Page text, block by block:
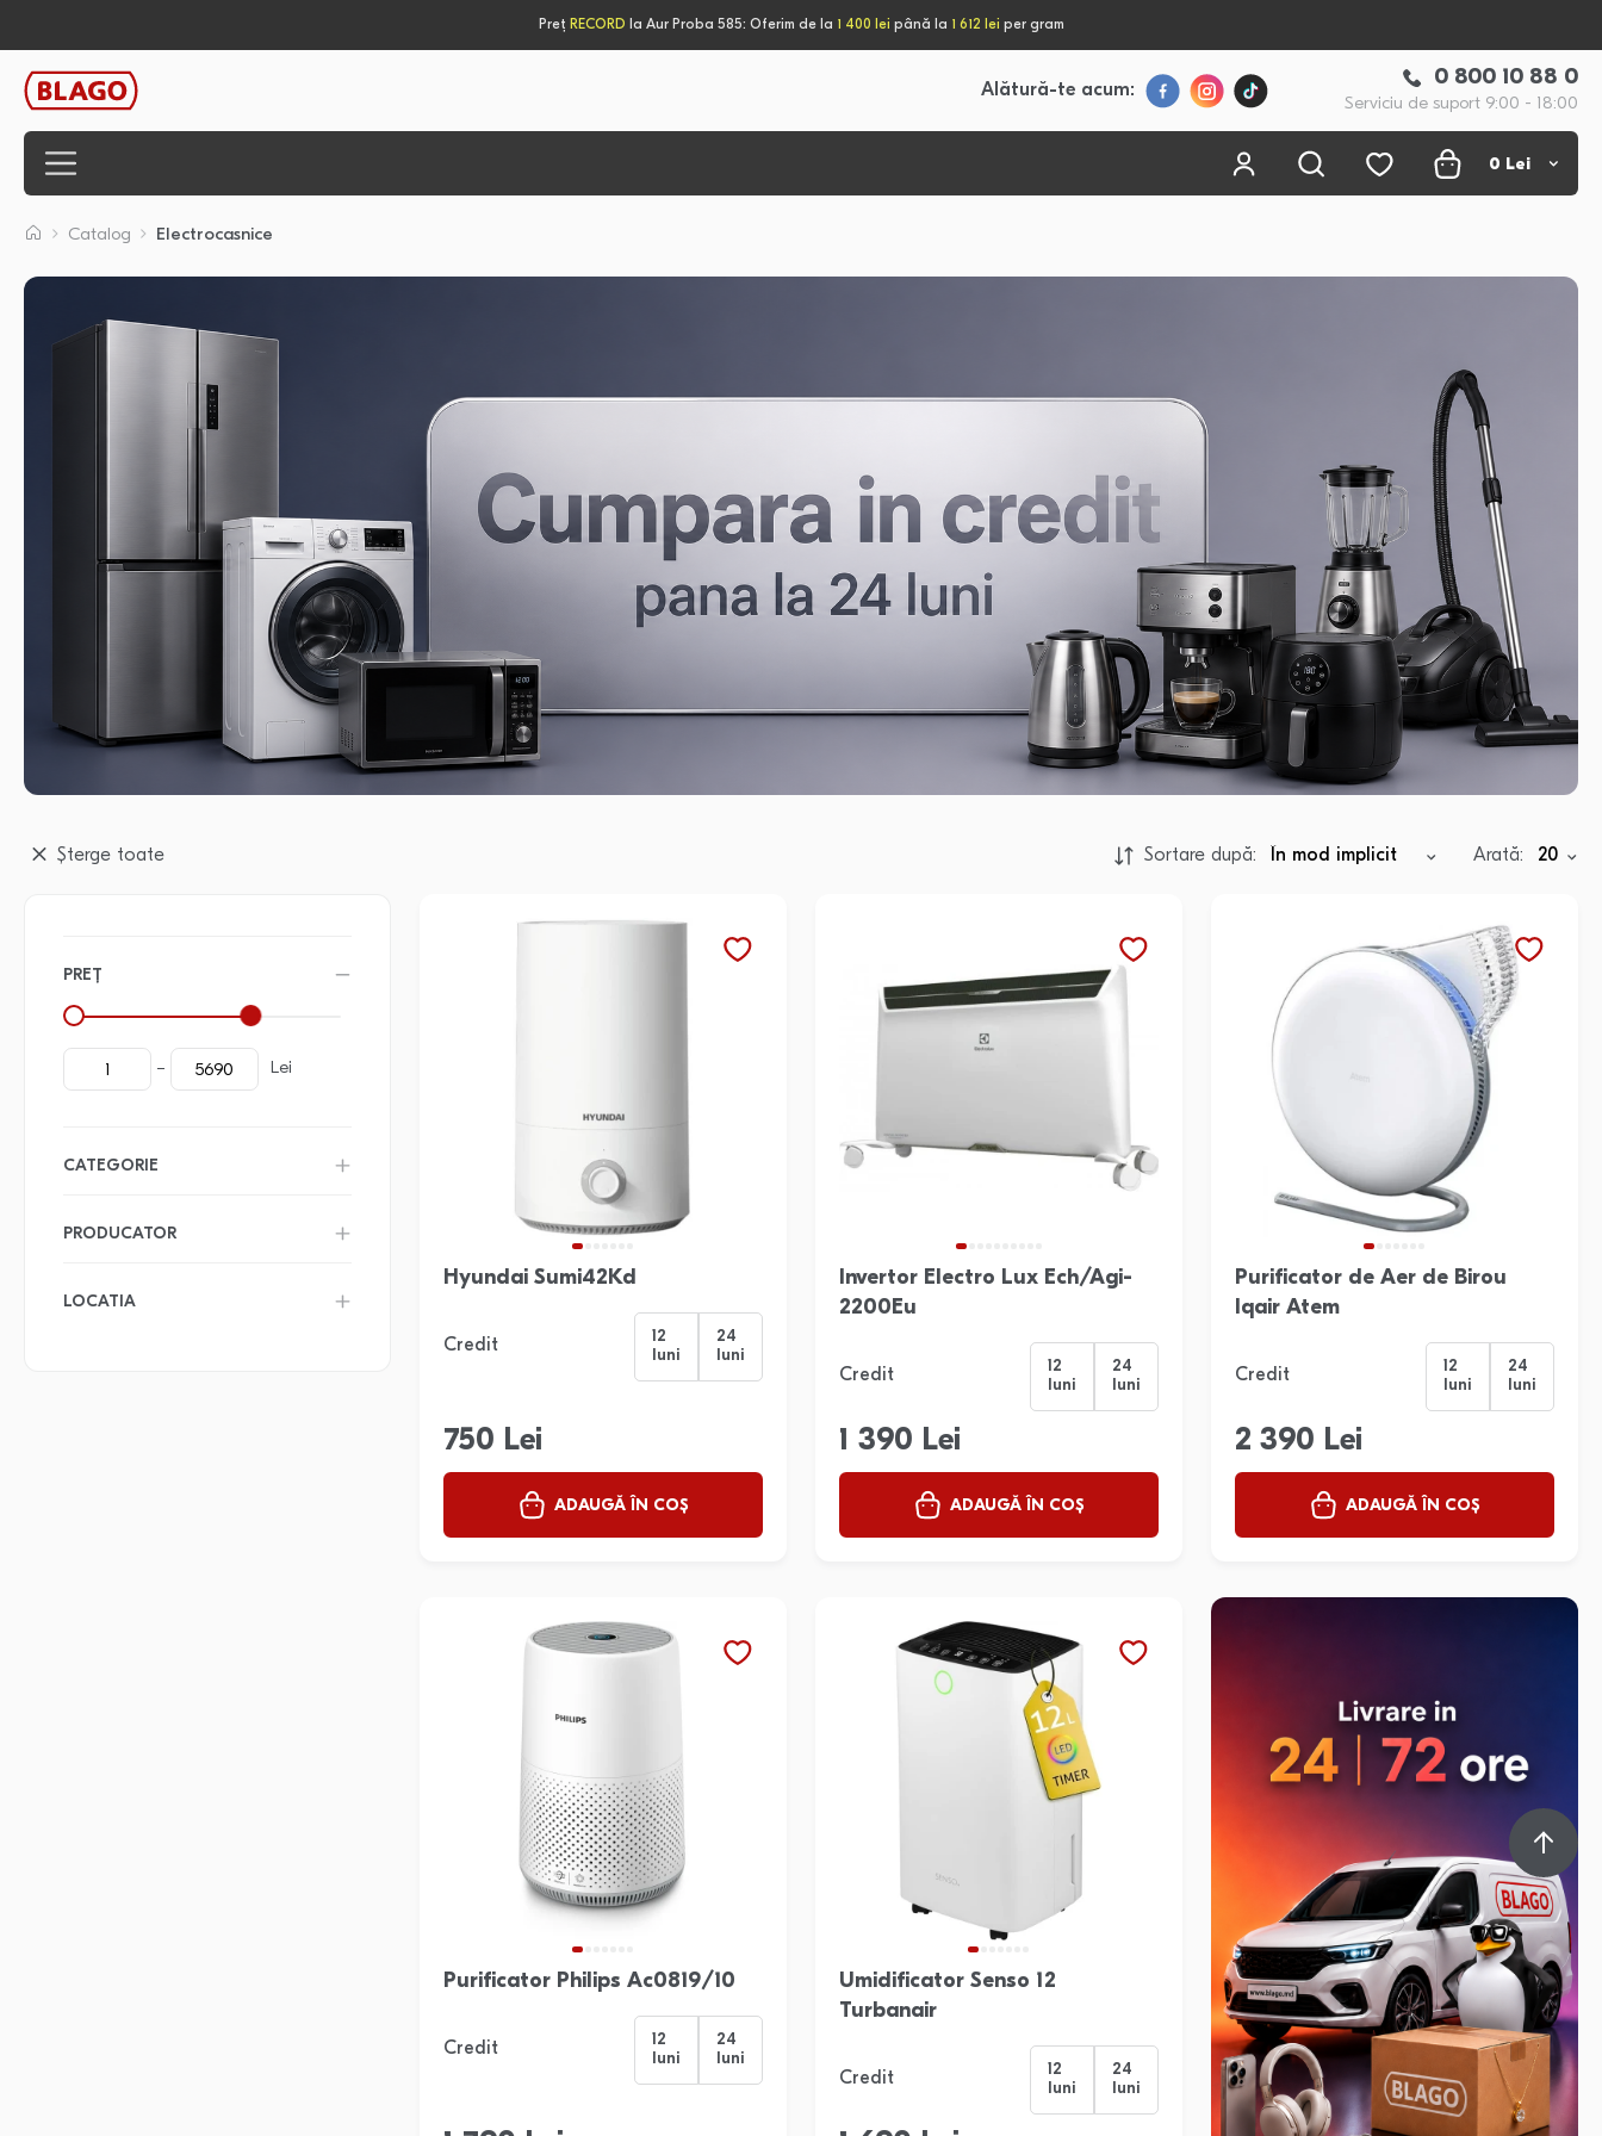
Preț RECORD la Aur Proba 585: Oferim de la 1 400 lei până la 1 612 lei per gram
Alătură-te acum:
0 800 10 88 0
Serviciu de suport 9:00 - 18:00
0 Lei
Catalog Electrocasnice
Șterge toate
PREȚ
Lei
CATEGORIE
PRODUCATOR
LOCATIA
Sortare după: Arată:
Hyundai Sumi42Kd
Credit
12
luni
24
luni
750 Lei
ADAUGĂ ÎN COȘ
Invertor Electro Lux Ech/Agi-
2200Eu
Credit
12
luni
24
luni
1 390 Lei
ADAUGĂ ÎN COȘ
Purificator de Aer de Birou
Iqair Atem
Credit
12
luni
24
luni
2 390 Lei
ADAUGĂ ÎN COȘ
Purificator Philips Ac0819/10
Credit
12
luni
24
luni
Umidificator Senso 12
Turbanair
Credit
12
luni
24
luni